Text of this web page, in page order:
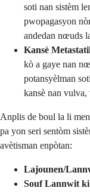
soti nan sistèm
pwopagasyon
andedan nœuds
Kansè
kò a gaye nan
potansyèlman
kansè nan
Anplis de boul la li
pa yon seri sentòm
avètisman enpòtan:
Lajounen/
Souf Lannwit